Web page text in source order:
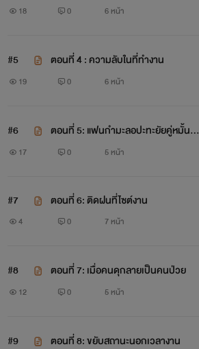
แรก
18 0 6 หน้า
#5 ตอนที่ 4 : ความลับในที่ทำงาน
19 0 6 หน้า
#6
ตอนที่ 5: แฟนกำมะลอปะทะยัยคู่หมั้นตัว
ร้าย
17 0 5 หน้า
#7 ตอนที่ 6: ติดฝนที่ไซต์งาน
4 0 7 หน้า
#8 ตอนที่ 7: เมื่อคนดุกลายเป็นคนป่วย
12 0 5 หน้า
#9 ตอนที่ 8: ขยับสถานะนอกเวลางาน